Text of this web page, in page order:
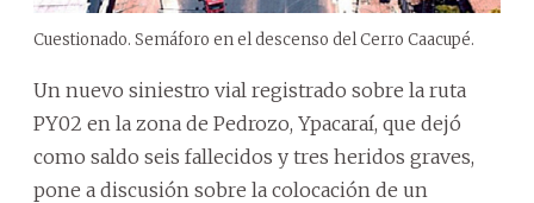
Cuestionado. Semáforo en el descenso del Cerro Caacupé.
Un nuevo siniestro vial registrado sobre la ruta
PY02 en la zona de Pedrozo, Ypacaraí, que dejó
como saldo seis fallecidos y tres heridos graves,
pone a discusión sobre la colocación de un